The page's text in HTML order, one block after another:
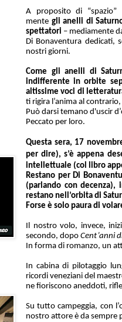
A proposito di
mente gli anelli di
spettatori – mediamente
Di Bonaventura dedicati,
nostri giorni.
Come gli anelli di
indifferente in orbite
altissime voci di
ti rigira l’anima al
Può darsi temano d'uscir
Peccato per loro.
Questa sera, 17
per dire), s’è appena
intellettuale (col libro
Restano per Di
(parlando con
restano nell’orbita di
Forse è solo paura di
Il nostro volo, invece,
secondo, dopo Cent’anni
In forma di romanzo, un
In cabina di pilotaggio
ricordi veneziani del
ne fioriscono aneddoti,
Su tutto campeggia, con
nostro attore è da sempre